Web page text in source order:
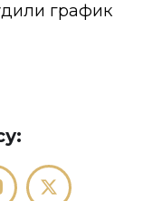
график